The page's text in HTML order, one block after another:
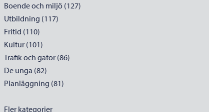
Boende och miljö (127)
Utbildning (117)
Fritid (110)
Kultur (101)
Trafik och gator (86)
De unga (82)
Planläggning (81)
Fler kategorier